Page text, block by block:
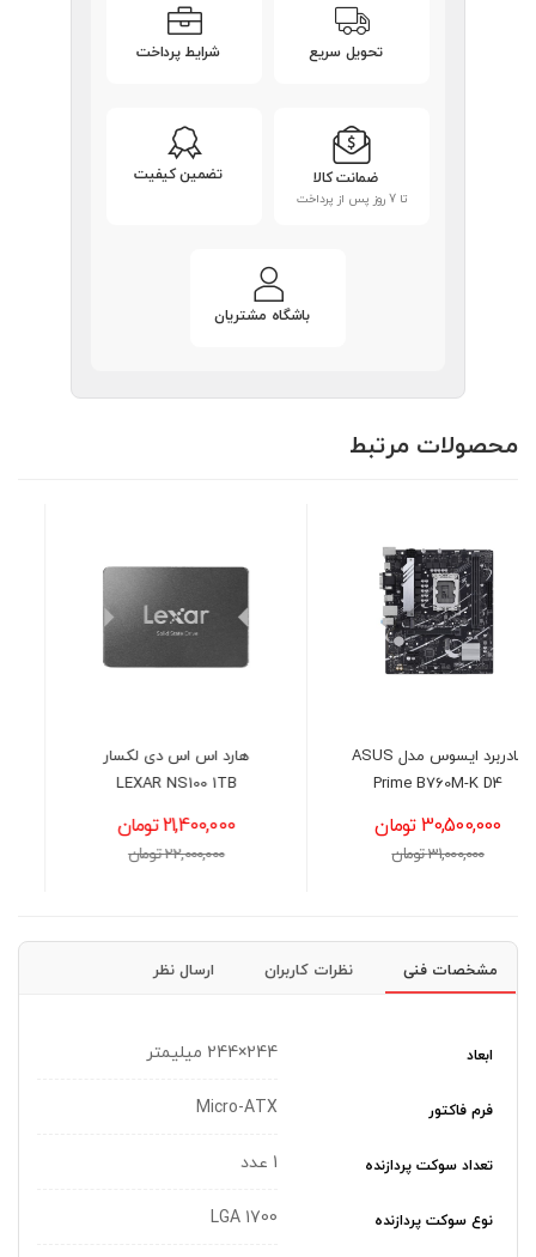
تحویل سریع شرایط پرداخت
ضمانت کالا
تا 7 روز پس از پرداخت
تضمین کیفیت
باشگاه مشتریان
محصولات مرتبط
هارد اس اس دی لکسار
LEXAR NS100 1TB
21,400,000 تومان
22,000,000 تومان
منبع تغذیه کامپیوتر
گیگابایت مدل GIGABYTE
8,900,000 تومان
مشخصات فنی نظرات کاربران ارسال نظر
ابعاد 244×244 میلیمتر
فرم فاکتور Micro-ATX
تعداد سوکت پردازنده 1 عدد
نوع سوکت پردازنده LGA 1700